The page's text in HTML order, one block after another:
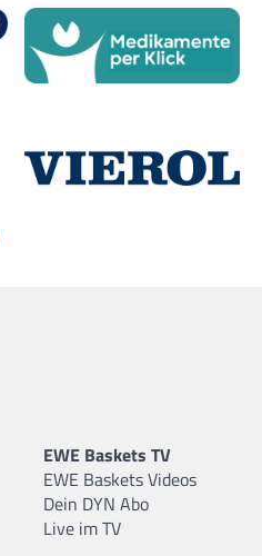
EWE Baskets TV
EWE Baskets Videos
Dein DYN Abo
Live im TV